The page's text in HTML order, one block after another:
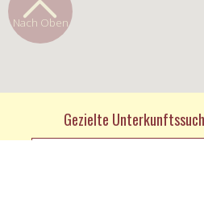
Gezielte
Nach Oben